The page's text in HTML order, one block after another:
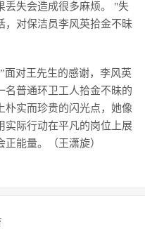
丢失会造成很多麻烦。 "失
，对保洁员李风英拾金不昧
面对王先生的感谢，李风英
名普通环卫工人拾金不昧的
朴实而珍贵的闪光点，她像
实际行动在平凡的岗位上展
能量。（王潇旋）